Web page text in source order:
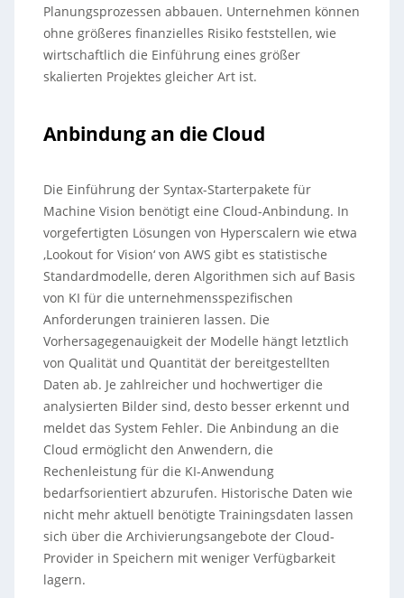
Planungsprozessen abbauen. Unternehmen können
ohne größeres finanzielles Risiko feststellen, wie
wirtschaftlich die Einführung eines größer
skalierten Projektes gleicher Art ist.
Anbindung an die Cloud
Die Einführung der Syntax-Starterpakete für
Machine Vision benötigt eine Cloud-Anbindung. In
vorgefertigten Lösungen von Hyperscalern wie etwa
‚Lookout for Vision‘ von AWS gibt es statistische
Standardmodelle, deren Algorithmen sich auf Basis
von KI für die unternehmensspezifischen
Anforderungen trainieren lassen. Die
Vorhersagegenauigkeit der Modelle hängt letztlich
von Qualität und Quantität der bereitgestellten
Daten ab. Je zahlreicher und hochwertiger die
analysierten Bilder sind, desto besser erkennt und
meldet das System Fehler. Die Anbindung an die
Cloud ermöglicht den Anwendern, die
Rechenleistung für die KI-Anwendung
bedarfsorientiert abzurufen. Historische Daten wie
nicht mehr aktuell benötigte Trainingsdaten lassen
sich über die Archivierungsangebote der Cloud-
Provider in Speichern mit weniger Verfügbarkeit
lagern.